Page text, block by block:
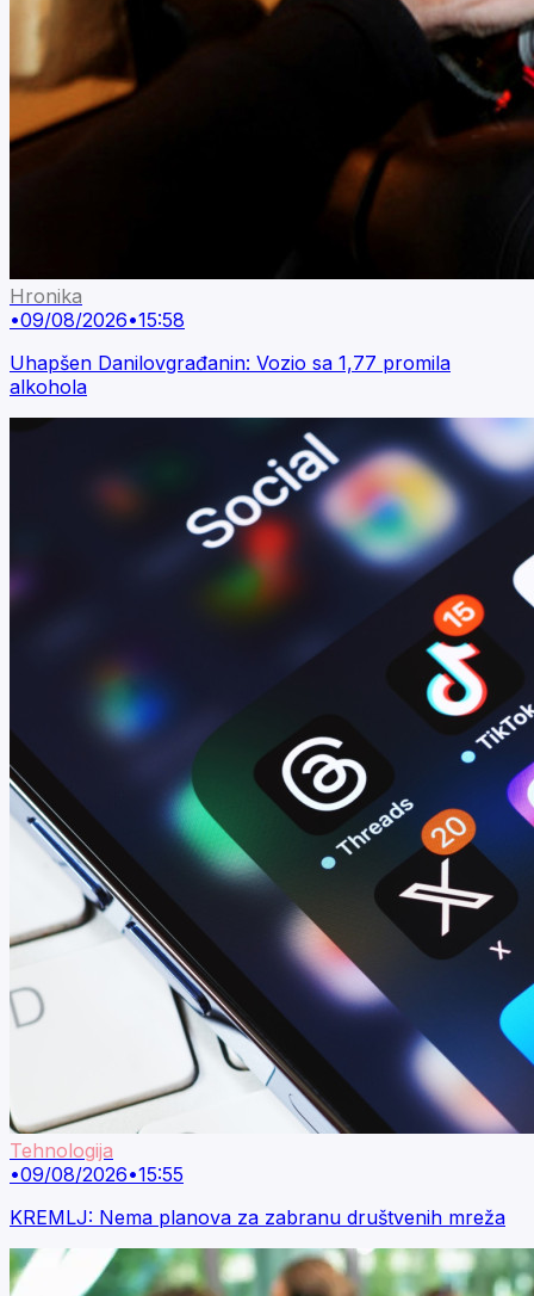
Hronika
•09/08/2026•15:58
Uhapšen Danilovgrađanin: Vozio sa 1,77 promila
alkohola
Tehnologija
•09/08/2026•15:55
KREMLJ: Nema planova za zabranu društvenih mreža